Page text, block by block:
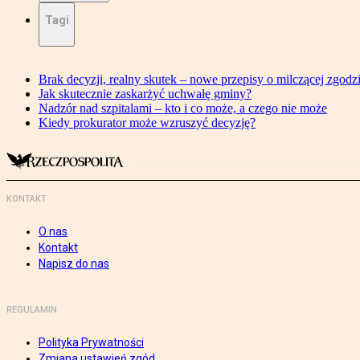
Tagi
Brak decyzji, realny skutek – nowe przepisy o milczącej
Jak skutecznie zaskarżyć uchwałę gminy?
Nadzór nad szpitalami – kto i co może, a czego nie może
Kiedy prokurator może wzruszyć decyzję?
KONTAKT
O nas
Kontakt
Napisz do nas
REGULAMIN
Polityka Prywatności